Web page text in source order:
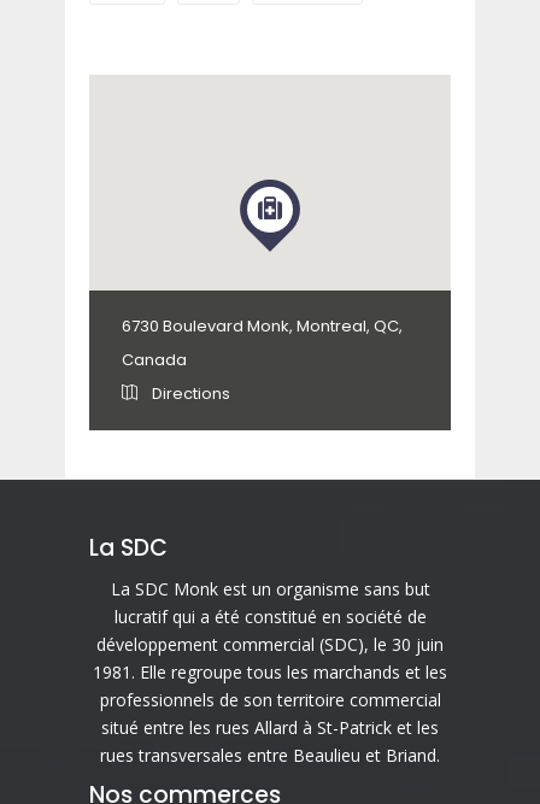
6730 Boulevard Monk, Montreal, QC,
Canada
Directions
La SDC
La SDC Monk est un organisme sans but
lucratif qui a été constitué en société de
développement commercial (SDC), le 30 juin
1981. Elle regroupe tous les marchands et les
professionnels de son territoire commercial
situé entre les rues Allard à St-Patrick et les
rues transversales entre Beaulieu et Briand.
Nos commerces